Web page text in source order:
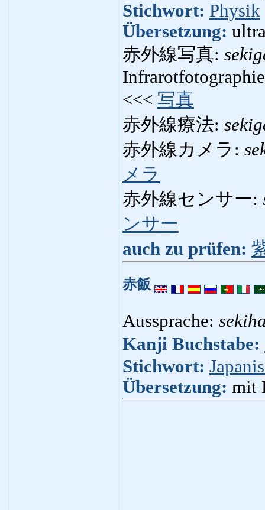
Stichwort: Physik
Übersetzung:
赤外線写真:
<<< 写真
赤外線療法:
赤外線カメラ:
メラ
赤外線センサー:
ンサー
auch zu prüfen:
赤飯
Aussprache:
Kanji Buchstabe:
Stichwort:
Übersetzung: mit